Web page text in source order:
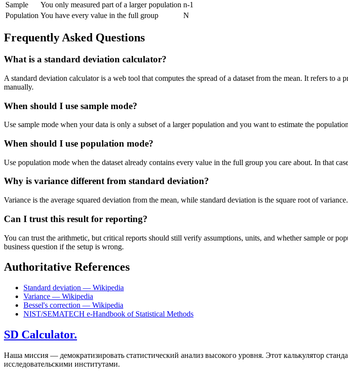
Sample
You only measured part of a larger population n-1
Population You have every value in the full group N
Frequently Asked Questions
What is a standard deviation calculator?
A standard deviation calculator is a web tool that computes the spread of a dataset from the mean. It refers to
manually.
When should I use sample mode?
Use sample mode when your data is only a subset of a larger population and you want to estimate the
When should I use population mode?
Use population mode when the dataset already contains every value in the full group you care about. In that
Why is variance different from standard deviation?
Variance is the average squared deviation from the mean, while standard deviation is the square root of
Can I trust this result for reporting?
You can trust the arithmetic, but critical reports should still verify assumptions, units, and whether sample or
business question if the setup is wrong.
Authoritative References
Standard deviation — Wikipedia
Variance — Wikipedia
Bessel's correction — Wikipedia
NIST/SEMATECH e-Handbook of Statistical Methods
SD Calculator.
Наша миссия — демократизировать статистический анализ высокого уровня. Этот калькулятор
исследовательскими институтами.